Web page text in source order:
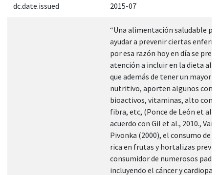
dc.date.issued 2015-07
“Una alimentación saludable
ayudar a prevenir ciertas
por esa razón hoy en día se
atención a incluir en la dieta
que además de tener un mayor
nutritivo, aporten algunos
bioactivos, vitaminas, alto
fibra, etc, (Ponce de León et al.,
acuerdo con Gil et al., 2010., Van
Pivonka (2000), el consumo de
rica en frutas y hortalizas
consumidor de numerosos
incluyendo el cáncer y